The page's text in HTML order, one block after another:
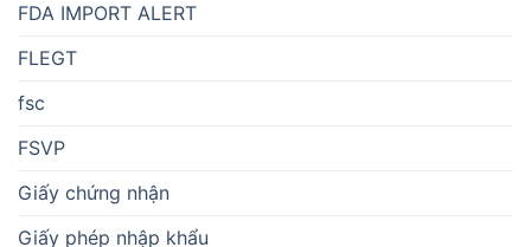
FDA IMPORT ALERT
FLEGT
fsc
FSVP
Giấy chứng nhận
Giấy phép nhập khẩu